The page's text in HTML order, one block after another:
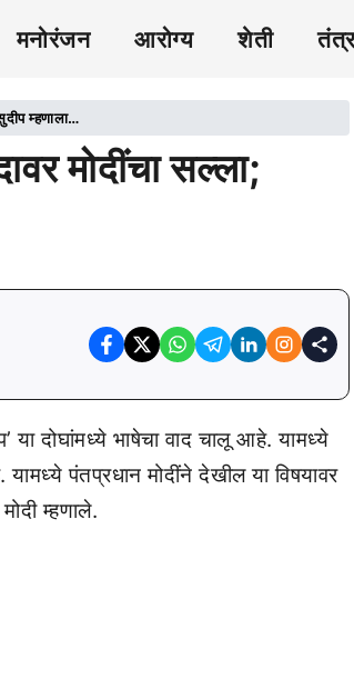
मनोरंजन आरोग्य शेती
म्हणाला…
मोदींचा सल्ला;
दोघांमध्ये भाषेचा वाद चालू आहे. यामध्ये
पंतप्रधान मोदींने देखील या विषयावर
म्हणाले.